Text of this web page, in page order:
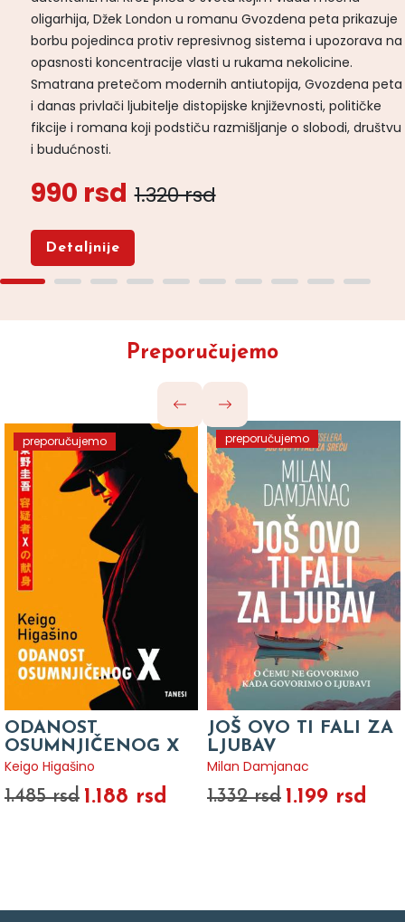
oligarhija, Džek London u romanu Gvozdena peta prikazuje
borbu pojedinca protiv represivnog sistema i upozorava na
opasnosti koncentracije vlasti u rukama nekolicine.
Smatrana pretečom modernih antiutopija, Gvozdena peta
i danas privlači ljubitelje distopijske književnosti, političke
fikcije i romana koji podstiču razmišljanje o slobodi, društvu
i budućnosti.
990 rsd 1.320 rsd
Detaljnije
Preporučujemo
preporučujemo
ODANOST
OSUMNJIČENOG X
Keigo Higašino
1.485 rsd 1.188 rsd
preporučujemo
JOŠ OVO TI FALI ZA
LJUBAV
Milan Damjanac
1.332 rsd 1.199 rsd